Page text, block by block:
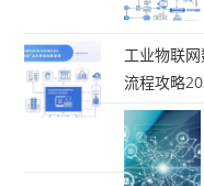
工业物联
流程攻略